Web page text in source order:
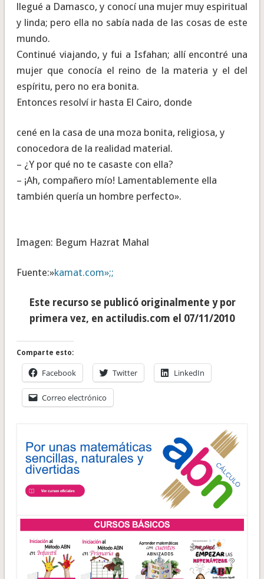
llegué a Damasco, y conocí una mujer muy espiritual
y linda; pero ella no sabía nada de las cosas de este
mundo.
Continué viajando, y fui a Isfahan; allí encontré una
mujer que conocía el reino de la materia y el del
espíritu, pero no era bonita.
Entonces resolví ir hasta El Cairo, donde
cené en la casa de una moza bonita, religiosa, y
conocedora de la realidad material.
– ¿Y por qué no te casaste con ella?
– ¡Ah, compañero mío! Lamentablemente ella
también quería un hombre perfecto».
Imagen: Begum Hazrat Mahal
Fuente:»kamat.com»;;
Este recurso se publicó originalmente y por
primera vez, en actiludis.com el 07/11/2010
Comparte esto:
Facebook Twitter LinkedIn
Correo electrónico